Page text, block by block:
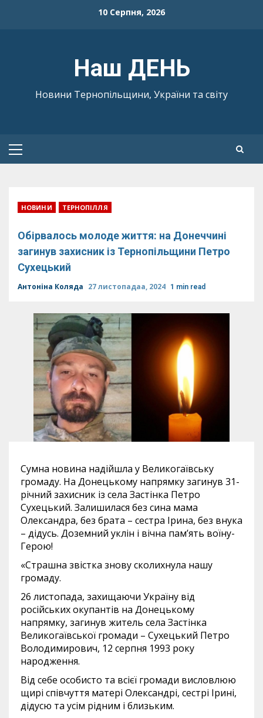
10 Серпня, 2026
Наш ДЕНЬ
Новини Тернопільщини, України та світу
Primary
НОВИНИ ТЕРНОПІЛЛЯ
Обірвалось молоде життя: на Донеччині
загинув захисник із Тернопільщини Петро
Сухецький
Антоніна Коляда 27 листопадаа, 2024 1 min read
Сумна новина надійшла у Великогаївську
громаду. На Донецькому напрямку загинув 31-
річний захисник із села Застінка Петро
Сухецький. Залишилася без сина мама
Олександра, без брата – сестра Ірина, без внука
– дідусь. Доземний уклін і вічна памʼять воїну-
Герою!
«Страшна звістка знову сколихнула нашу
громаду.
26 листопада, захищаючи Україну від
російських окупантів на Донецькому
напрямку, загинув житель села Застінка
Великогаївської громади – Сухецький Петро
Володимирович, 12 серпня 1993 року
народження.
Від себе особисто та всієї громади висловлюю
щирі співчуття матері Олександрі, сестрі Ірині,
дідусю та усім рідним і близьким.